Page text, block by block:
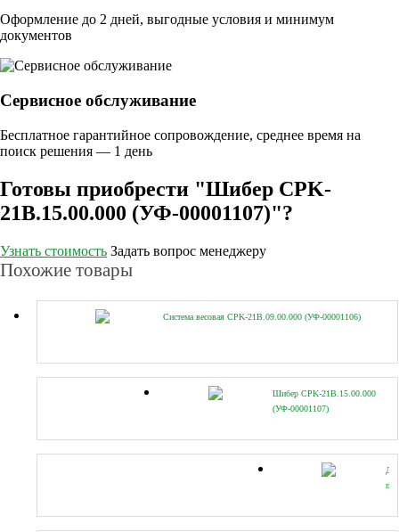
Оформление до 2 дней, выгодные условия и минимум
документов
Сервисное обслуживание
Бесплатное гарантийное сопровождение, среднее время на
поиск решения — 1 день
Готовы приобрести "Шибер CPK-
21B.15.00.000 (УФ-00001107)"?
Узнать стоимость Задать вопрос менеджеру
Похожие товары
Система весовая CPK-21B.09.00.000 (УФ-00001106)
Шибер CPK-21B.15.00.000
(УФ-00001107)